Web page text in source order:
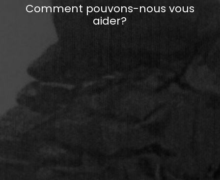
Comment pouvons-nous vous
aider?